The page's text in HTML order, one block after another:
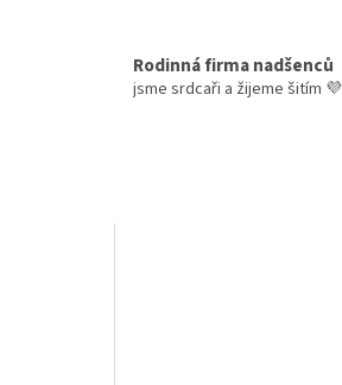
Rodinná firma nadšenců
jsme srdcaři a žijeme šitím 💜